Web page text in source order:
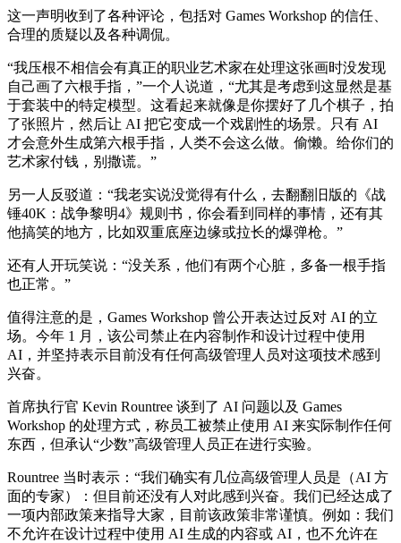
这一声明收到了各种评论，包括对 Games Workshop 的信任、
合理的质疑以及各种调侃。
“我压根不相信会有真正的职业艺术家在处理这张画时没发现
自己画了六根手指，”一个人说道，“尤其是考虑到这显然是基
于套装中的特定模型。这看起来就像是你摆好了几个棋子，拍
了张照片，然后让 AI 把它变成一个戏剧性的场景。只有 AI
才会意外生成第六根手指，人类不会这么做。偷懒。给你们的
艺术家付钱，别撒谎。”
另一人反驳道：“我老实说没觉得有什么，去翻翻旧版的《战
锤40K：战争黎明4》规则书，你会看到同样的事情，还有其
他搞笑的地方，比如双重底座边缘或拉长的爆弹枪。”
还有人开玩笑说：“没关系，他们有两个心脏，多备一根手指
也正常。”
值得注意的是，Games Workshop 曾公开表达过反对 AI 的立
场。今年 1 月，该公司禁止在内容制作和设计过程中使用
AI，并坚持表示目前没有任何高级管理人员对这项技术感到
兴奋。
首席执行官 Kevin Rountree 谈到了 AI 问题以及 Games
Workshop 的处理方式，称员工被禁止使用 AI 来实际制作任何
东西，但承认“少数”高级管理人员正在进行实验。
Rountree 当时表示：“我们确实有几位高级管理人员是（AI 方
面的专家）：但目前还没有人对此感到兴奋。我们已经达成了
一项内部政策来指导大家，目前该政策非常谨慎。例如：我们
不允许在设计过程中使用 AI 生成的内容或 AI，也不允许在